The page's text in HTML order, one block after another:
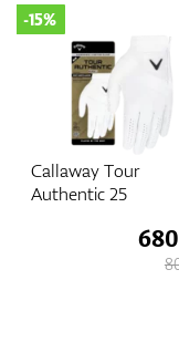
Callaway Tour
Authentic 25
-15%